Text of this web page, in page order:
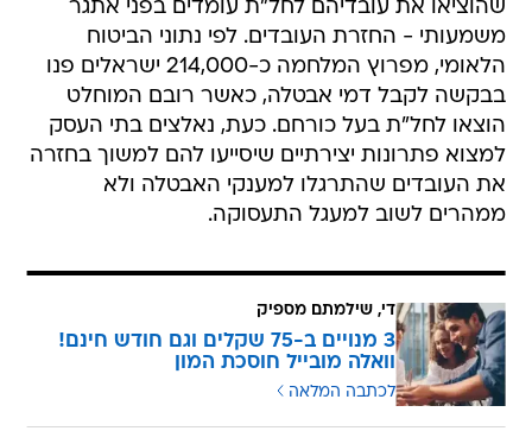
שהוציאו את עובדיהם לחל"ת עומדים בפני אתגר
משמעותי - החזרת העובדים. לפי נתוני הביטוח
הלאומי, מפרוץ המלחמה כ-214,000 ישראלים פנו
בבקשה לקבל דמי אבטלה, כאשר רובם המוחלט
הוצאו לחל"ת בעל כורחם. כעת, נאלצים בתי העסק
למצוא פתרונות יצירתיים שיסייעו להם למשוך בחזרה
את העובדים שהתרגלו למענקי האבטלה ולא
ממהרים לשוב למעגל התעסוקה.
די, שילמתם מספיק
3 מנויים ב-75 שקלים וגם חודש חינם!
וואלה מובייל חוסכת המון
לכתבה המלאה